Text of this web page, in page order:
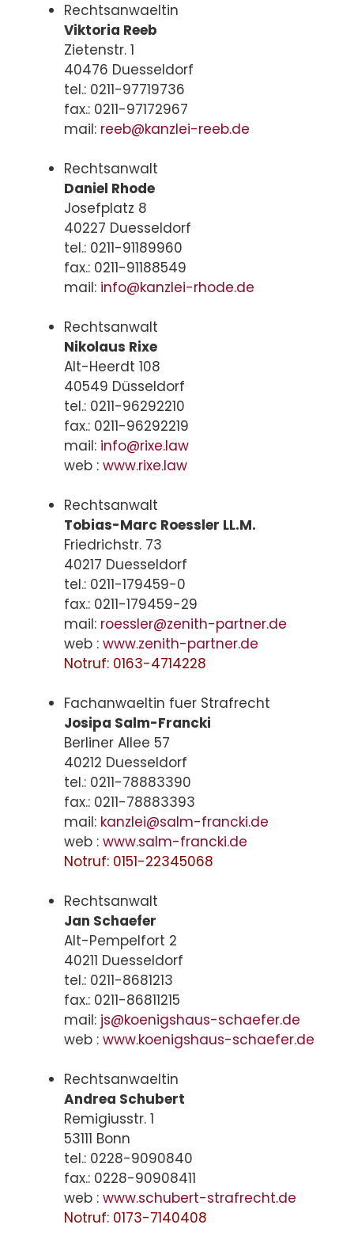
Rechtsanwaeltin
Viktoria Reeb
Zietenstr. 1
40476 Duesseldorf
tel.: 0211-97719736
fax.: 0211-97172967
mail: reeb@kanzlei-reeb.de
Rechtsanwalt
Daniel Rhode
Josefplatz 8
40227 Duesseldorf
tel.: 0211-91189960
fax.: 0211-91188549
mail: info@kanzlei-rhode.de
Rechtsanwalt
Nikolaus Rixe
Alt-Heerdt 108
40549 Düsseldorf
tel.: 0211-96292210
fax.: 0211-96292219
mail: info@rixe.law
web : www.rixe.law
Rechtsanwalt
Tobias-Marc Roessler LL.M.
Friedrichstr. 73
40217 Duesseldorf
tel.: 0211-179459-0
fax.: 0211-179459-29
mail: roessler@zenith-partner.de
web : www.zenith-partner.de
Notruf: 0163-4714228
Fachanwaeltin fuer Strafrecht
Josipa Salm-Francki
Berliner Allee 57
40212 Duesseldorf
tel.: 0211-78883390
fax.: 0211-78883393
mail: kanzlei@salm-francki.de
web : www.salm-francki.de
Notruf: 0151-22345068
Rechtsanwalt
Jan Schaefer
Alt-Pempelfort 2
40211 Duesseldorf
tel.: 0211-8681213
fax.: 0211-86811215
mail: js@koenigshaus-schaefer.de
web : www.koenigshaus-schaefer.de
Rechtsanwaeltin
Andrea Schubert
Remigiusstr. 1
53111 Bonn
tel.: 0228-9090840
fax.: 0228-90908411
web : www.schubert-strafrecht.de
Notruf: 0173-7140408